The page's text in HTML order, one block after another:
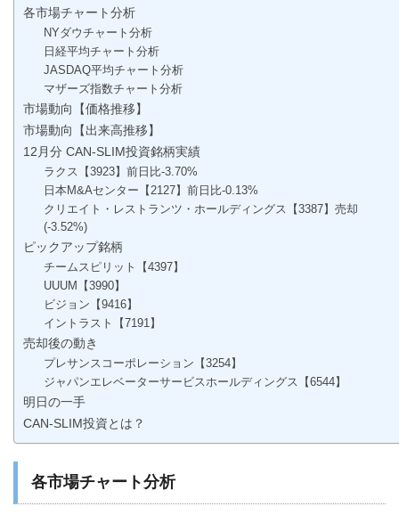
各市場チャート分析
NYダウチャート分析
日経平均チャート分析
JASDAQ平均チャート分析
マザーズ指数チャート分析
市場動向【価格推移】
市場動向【出来高推移】
12月分 CAN-SLIM投資銘柄実績
ラクス【3923】前日比-3.70%
日本M&Aセンター【2127】前日比-0.13%
クリエイト・レストランツ・ホールディングス【3387】売却
(-3.52%)
ピックアップ銘柄
チームスピリット【4397】
UUUM【3990】
ビジョン【9416】
イントラスト【7191】
売却後の動き
プレサンスコーポレーション【3254】
ジャパンエレベーターサービスホールディングス【6544】
明日の一手
CAN-SLIM投資とは？
各市場チャート分析